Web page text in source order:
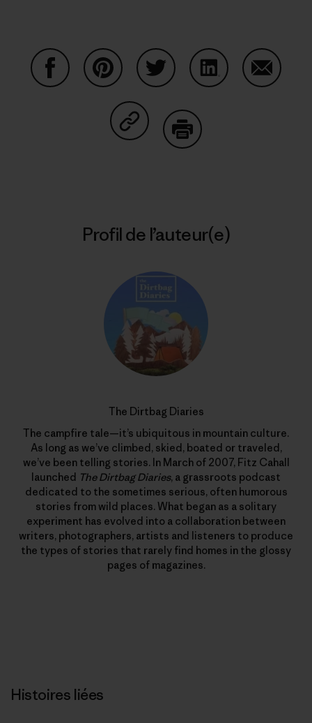
Partager sur Copy Link
Profil de l’auteur(e)
The Dirtbag Diaries
The campfire tale—it’s ubiquitous in mountain culture.
As long as we’ve climbed, skied, boated or traveled,
we’ve been telling stories. In March of 2007, Fitz Cahall
launched The Dirtbag Diaries, a grassroots podcast
dedicated to the sometimes serious, often humorous
stories from wild places. What began as a solitary
experiment has evolved into a collaboration between
writers, photographers, artists and listeners to produce
the types of stories that rarely find homes in the glossy
pages of magazines.
Histoires liées